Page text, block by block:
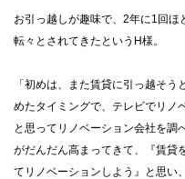
お引っ越しが趣味で、2年に1回
転々とされてきたというH様。
「初めは、また賃貸に引っ越そ
めたタイミングで、テレビでリノ
と思ってリノベーション会社を調
がだんだん高まってきて、『賃貸
てリノベーションしよう』と思い